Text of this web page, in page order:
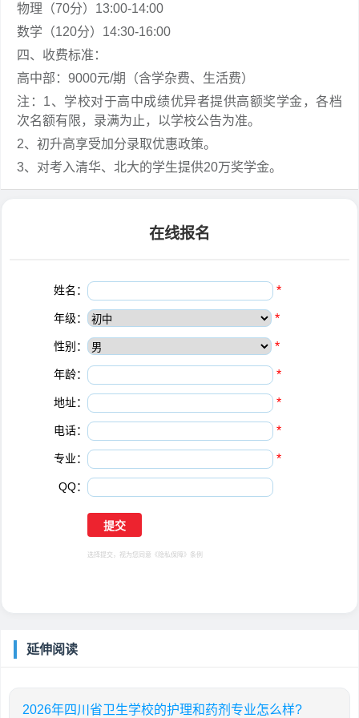
物理（70分）13:00-14:00
数学（120分）14:30-16:00
四、收费标准：
高中部：9000元/期（含学杂费、生活费）
注：1、学校对于高中成绩优异者提供高额奖学金，各档
次名额有限，录满为止，以学校公告为准。
2、初升高享受加分录取优惠政策。
3、对考入清华、北大的学生提供20万奖学金。
在线报名
姓名： *
年级： *
性别： *
年龄： *
地址： *
电话： *
专业： *
QQ：
选择提交，视为您同意 《隐私保障》 条例
延伸阅读
2026年四川省卫生学校的护理和药剂专业怎么样?